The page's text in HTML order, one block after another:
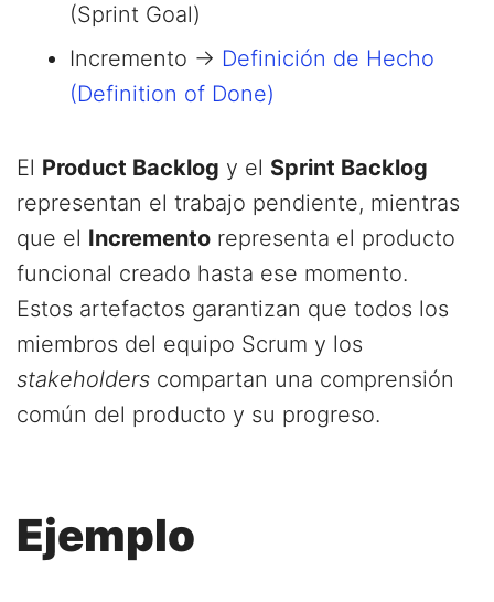
(Sprint Goal)
Incremento → Definición de Hecho
(Definition of Done)
El Product Backlog y el Sprint Backlog
representan el trabajo pendiente, mientras
que el Incremento representa el producto
funcional creado hasta ese momento.
Estos artefactos garantizan que todos los
miembros del equipo Scrum y los
stakeholders compartan una comprensión
común del producto y su progreso.
Ejemplo